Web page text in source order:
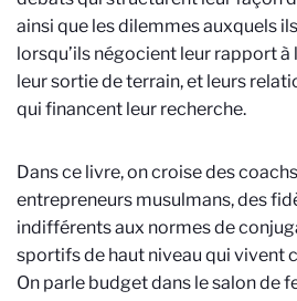
ainsi que les dilemmes auxquels
lorsqu’ils négocient leur rapport à
leur sortie de terrain, et leurs
qui financent leur recherche.
Dans ce livre, on croise des
entrepreneurs musulmans, des
indifférents aux normes de
sportifs de haut niveau qui vivent
On parle budget dans le salon de